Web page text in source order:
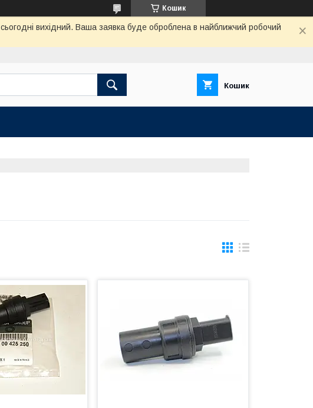
Кошик
вихідний. Ваша заявка буде оброблена в найближчий робочий
Кошик